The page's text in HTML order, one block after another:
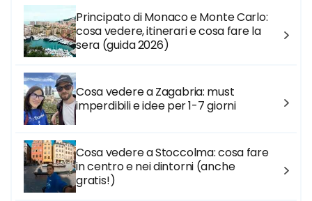
Principato di Monaco e Monte Carlo:
cosa vedere, itinerari e cosa fare la
sera (guida 2026)
Cosa vedere a Zagabria: must
imperdibili e idee per 1-7 giorni
Cosa vedere a Stoccolma: cosa fare
in centro e nei dintorni (anche
gratis!)